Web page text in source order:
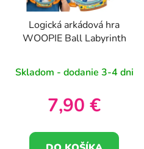
Logická arkádová hra
WOOPIE Ball Labyrinth
Skladom - dodanie 3-4 dni
7,90 €